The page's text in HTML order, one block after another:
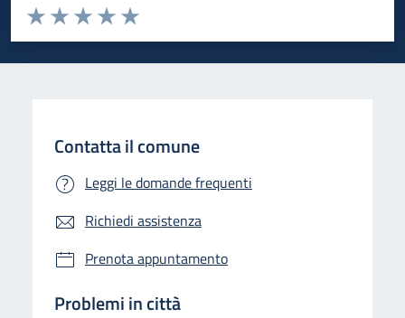
Valuta da 1 a 5 stelle la pagina
Valuta 5 stelle su 5
Valuta 4 stelle su 5
Valuta 3 stelle su 5
Valuta 2 stelle su 5
Valuta 1 stelle su 5
Contatta il comune
Leggi le domande frequenti
Richiedi assistenza
Prenota appuntamento
Problemi in città